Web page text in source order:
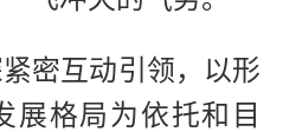
密互动引领，以形
展格局为依托和目